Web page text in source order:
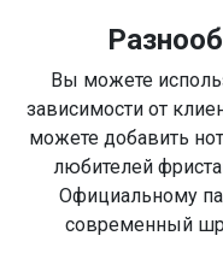
Вы можете
зависимости от
можете добавить
любителей
Официальному
современный